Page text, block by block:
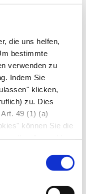
die uns helfen,
bestimmte
verwenden zu
Indem Sie
klicken,
zu. Dies
49 (1) (a)
können Sie die
Blues ist eine
Geburt. Dazu
Zeit
ein
nach der
Entlastung und
zu gehen ist